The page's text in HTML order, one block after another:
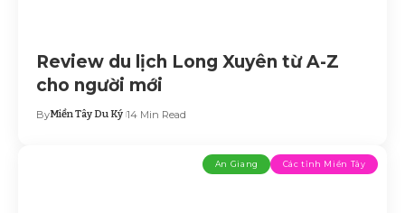
Review du lịch Long Xuyên từ A-Z
cho người mới
ByMiền Tây Du Ký 14 Min Read
An Giang Các tỉnh Miền Tây